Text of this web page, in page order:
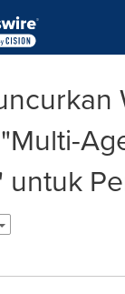
untuk